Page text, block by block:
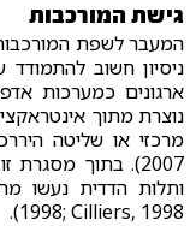
גישת המורכבות
ניסיון חשוב
ארגונים כמערכות
נוצרת מתוך
2007). בתוך
1998; Cilliers, 1998).